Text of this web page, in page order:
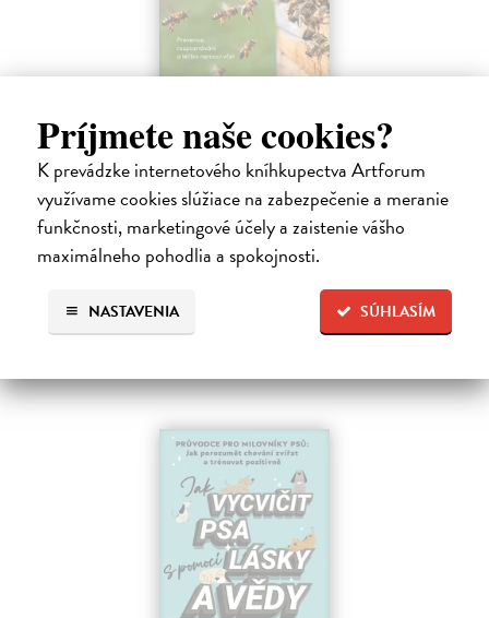
Príjmete naše cookies?
K prevádzke internetového kníhkupectva Artforum
využívame cookies slúžiace na zabezpečenie a meranie
funkčnosti, marketingové účely a zaistenie vášho
maximálneho pohodlia a spokojnosti.
SÚHLASÍM
NASTAVENIA
Zdravé včely - příručka pro chovatele
Ritter Wolfgang| Kniha
Toto zásadní dílo bylo výrazně rozšířeno o množství barevných
fotografií a přehledných grafik a kompletně přepracováno podle
nejnovějších poznatků praxe i současného stavu výzkumu. Biologie i
chov včely…
19,39 €